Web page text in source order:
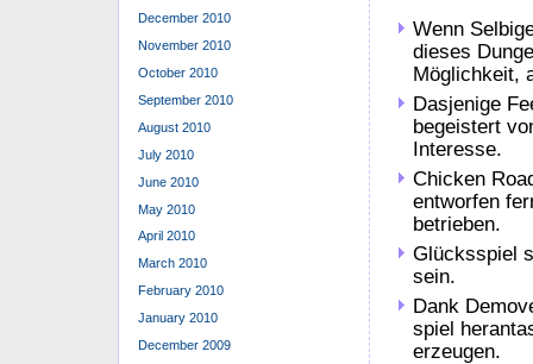
Wenn
dieses
Möglichkeit,
Dasjenige
begeistert
Interesse.
Chicken
entworfen
betrieben.
Glücksspiel
sein.
Dank
spiel
erzeugen.
December 2010
November 2010
October 2010
September 2010
August 2010
July 2010
June 2010
May 2010
April 2010
March 2010
February 2010
January 2010
December 2009